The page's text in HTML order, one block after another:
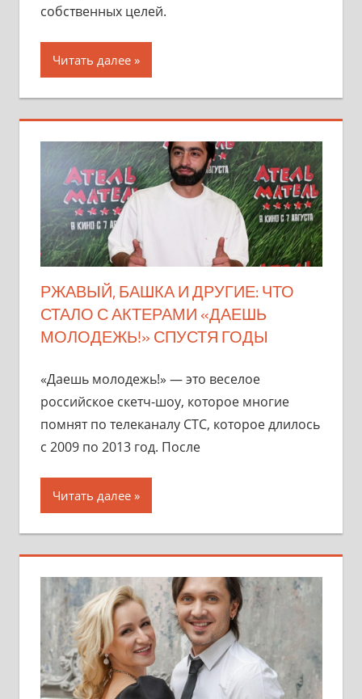
собственных целей.
Читать далее
РЖАВЫЙ, БАШКА И ДРУГИЕ: ЧТО
СТАЛО С АКТЕРАМИ «ДАЕШЬ
МОЛОДЕЖЬ!» СПУСТЯ ГОДЫ
«Даешь молодежь!» — это веселое
российское скетч-шоу, которое многие
помнят по телеканалу СТС, которое длилось
с 2009 по 2013 год. После
Читать далее